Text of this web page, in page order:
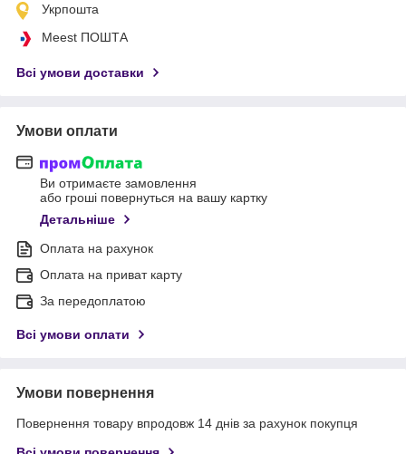
Укрпошта
Meest ПОШТА
Всі умови доставки
Умови оплати
Ви отримаєте замовлення
або гроші повернуться на вашу картку
Детальніше
Оплата на рахунок
Оплата на приват карту
За передоплатою
Всі умови оплати
Умови повернення
Повернення товару впродовж 14 днів за рахунок покупця